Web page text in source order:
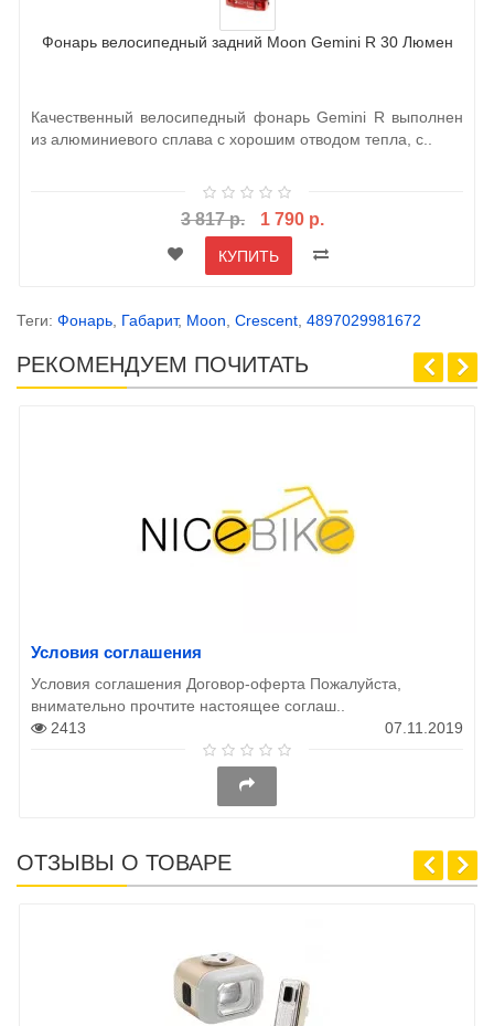
Фонарь велосипедный задний Moon Gemini R 30 Люмен
Качественный велосипедный фонарь Gemini R выполнен
из алюминиевого сплава с хорошим отводом тепла, с..
3 817 р. 1 790 р.
КУПИТЬ
Теги: Фонарь, Габарит, Moon, Crescent, 4897029981672
РЕКОМЕНДУЕМ ПОЧИТАТЬ
Условия соглашения
Условия соглашения Договор-оферта Пожалуйста,
внимательно прочтите настоящее соглаш..
2413
07.11.2019
ОТЗЫВЫ О ТОВАРЕ